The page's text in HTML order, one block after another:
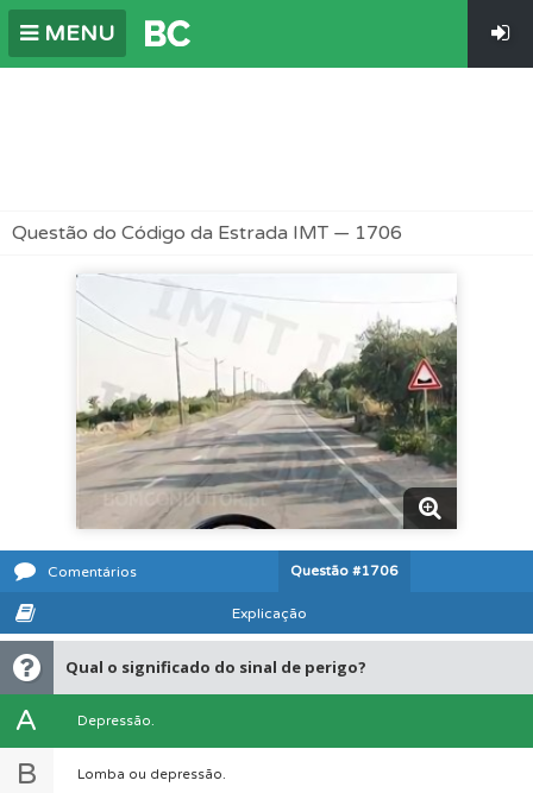
MENU
Questão do Código da Estrada IMT — 1706
Comentários Questão #1706
Explicação
Qual o significado do sinal de perigo?
A Depressão.
B Lomba ou depressão.